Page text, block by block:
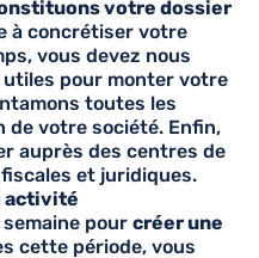
votre dossier
à concrétiser votre
vous devez nous
pour monter votre
toutes les
de votre société. Enfin,
auprès des centres de
et juridiques.
activité
pour créer une
cette période, vous